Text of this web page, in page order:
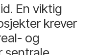
En viktig
krever
og